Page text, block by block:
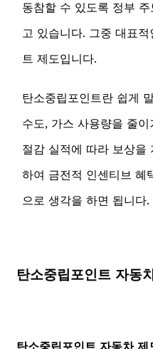
동참할 수 있도록 정부
고 있습니다. 그중 대표
트 제도입니다.
탄소중립포인트란 쉽게
수도, 가스 사용량을 줄
절감 실적에 따라 보상을
하여 금전적 인센티브 혜
으로 생각을 하면 됩니다.
탄소중립포인트 자동